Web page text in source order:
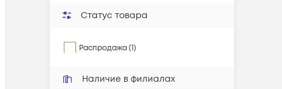
Статус товара
Распродажа (1)
Наличие в филиалах